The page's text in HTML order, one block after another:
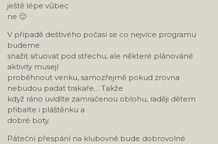
ještě lépe vůbec
ne 🙂
V případě deštivého počasí se co nejvíce programu
budeme
snažit situovat pod střechu, ale některé plánováné
aktivity musejí
proběhnout venku, samozřejmě pokud zrovna
nebudou padat trakaře… Takže
když ráno uvidíte zamračenou oblohu, raději dětem
přibalte i pláštěnku a
dobré boty.
Páteční přespání na klubovně bude dobrovolné